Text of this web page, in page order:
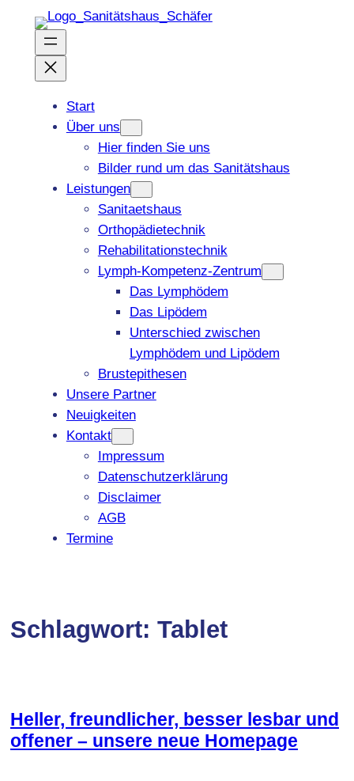
Inhalt
springen
Start
Über uns
Hier finden Sie uns
Bilder rund um das Sanitätshaus
Leistungen
Sanitaetshaus
Orthopädietechnik
Rehabilitationstechnik
Lymph-Kompetenz-Zentrum
Das Lymphödem
Das Lipödem
Unterschied zwischen
Lymphödem und Lipödem
Brustepithesen
Unsere Partner
Neuigkeiten
Kontakt
Impressum
Datenschutzerklärung
Disclaimer
AGB
Termine
Schlagwort: Tablet
Heller, freundlicher, besser lesbar und
offener – unsere neue Homepage